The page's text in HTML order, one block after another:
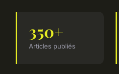
350+
Articles publiés